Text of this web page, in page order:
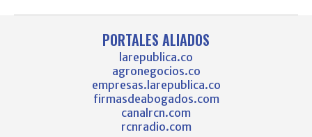
PORTALES ALIADOS
larepublica.co
agronegocios.co
empresas.larepublica.co
firmasdeabogados.com
canalrcn.com
rcnradio.com